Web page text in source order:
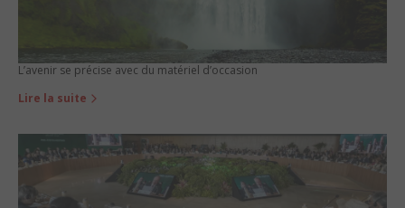
L’avenir se précise avec du matériel d’occasion
Lire la suite